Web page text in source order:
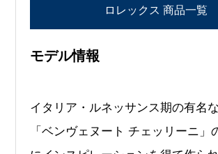
ロレックス 商品一覧
モデル情報
イタリア・ルネッサンス期の有名
「ベンヴェヌート チェッリーニ」